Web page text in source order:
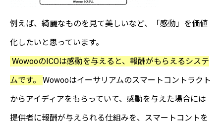
例えば、綺麗なものを見て美しいなど、「感動」を価値
化したいと思っています。
WowooのICOは感動を与えると、報酬がもらえるシステ
ムです。 Wowooはイーサリアムのスマートコントラクト
からアイディアをもらっていて、感動を与えた場合には
提供者に報酬が与えられる仕組みを、スマートコントを